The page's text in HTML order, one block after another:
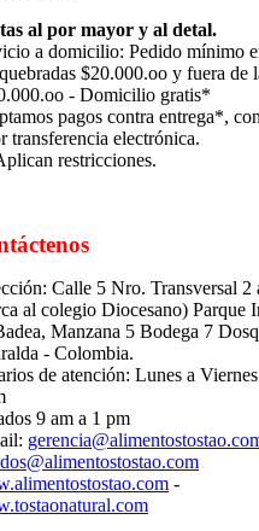
al por mayor y al detal.
a domicilio: Pedido mínimo
$20.000.oo y fuera de
- Domicilio gratis*
pagos contra entrega*,
transferencia electrónica.
restricciones.
Calle 5 Nro. Transversal 2
al colegio Diocesano) Parque
Manzana 5 Bodega 7
- Colombia.
de atención: Lunes a
9 am a 1 pm
-